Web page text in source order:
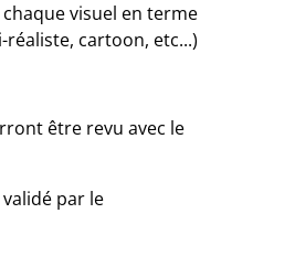
visuel en terme
réaliste, cartoon, etc...)
être revu avec le
par le